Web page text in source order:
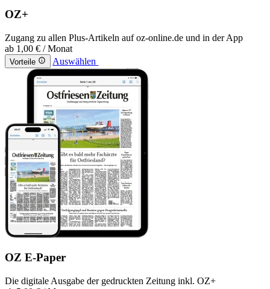
OZ+
Zugang zu allen Plus-Artikeln auf oz-online.de und in der App
ab 1,00 € / Monat
Vorteile Auswählen
OZ E-Paper
Die digitale Ausgabe der gedruckten Zeitung inkl. OZ+